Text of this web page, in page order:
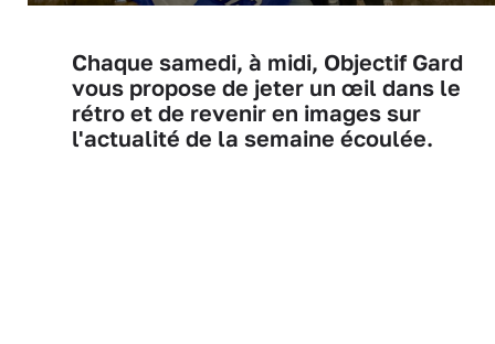
Chaque samedi, à midi, Objectif Gard
vous propose de jeter un œil dans le
rétro et de revenir en images sur
l'actualité de la semaine écoulée.